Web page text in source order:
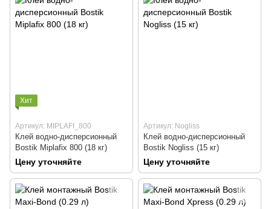
Хит
Артикул: MIPLAFI_800
Клей водно-дисперсионный
Bostik Miplafix 800 (18 кг)
Цену уточняйте
Артикул: Nogliss
Клей водно-дисперсионный
Bostik Nogliss (15 кг)
Цену уточняйте